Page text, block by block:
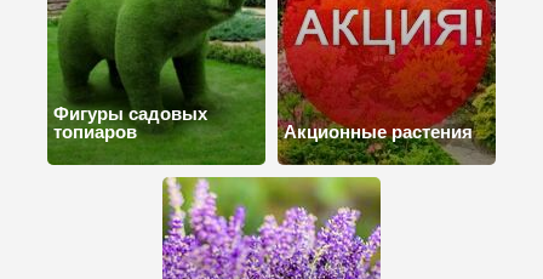
Фигуры садовых
топиаров
Акционные растения